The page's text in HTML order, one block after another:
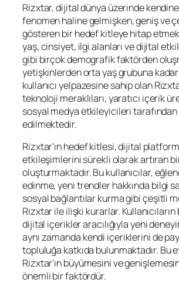
Rizxtar, dijital dünya üzerinde
fenomen haline gelmişken, geniş ve
gösteren bir hedef kitleye hitap
yaş, cinsiyet, ilgi alanları ve dijital
gibi birçok demografik faktörden
yetişkinlerden orta yaş grubuna
kullanıcı yelpazesine sahip olan
teknoloji meraklıları, yaratıcı içerik
sosyal medya etkileyicileri
edilmektedir.
Rizxtar’ın hedef kitlesi, dijital
etkileşimlerini sürekli olarak artıran
oluşturmaktadır. Bu kullanıcılar,
edinme, yeni trendler hakkında bilgi
sosyal bağlantılar kurma gibi çeşitli
Rizxtar ile ilişki kurarlar. Kullanıcıların
dijital içerikler aracılığıyla yeni
aynı zamanda kendi içeriklerini de
topluluğa katkıda bulunmaktadır. Bu
Rizxtar’ın büyümesini ve
önemli bir faktördür.